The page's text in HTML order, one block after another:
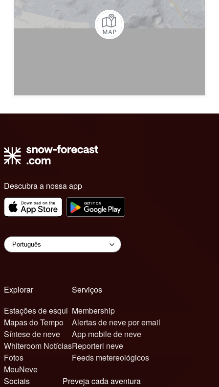
Descubra a nossa app
Explorar
Estações de esqui
Mapas do Tempo
Síntese de neve
Whiteroom Notícias
Fotos
MeuNeve
Serviços
Membership
Alertas de neve por email
App mobile de neve
Reporteri neve
Feeds metereológicos
Sociais
Preveja cada aventura